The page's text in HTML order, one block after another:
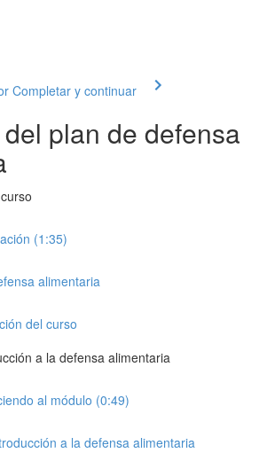
Completar y continuar
plan de defensa
(1:35)
alimentaria
del curso
a la defensa alimentaria
al módulo (0:49)
a la defensa alimentaria